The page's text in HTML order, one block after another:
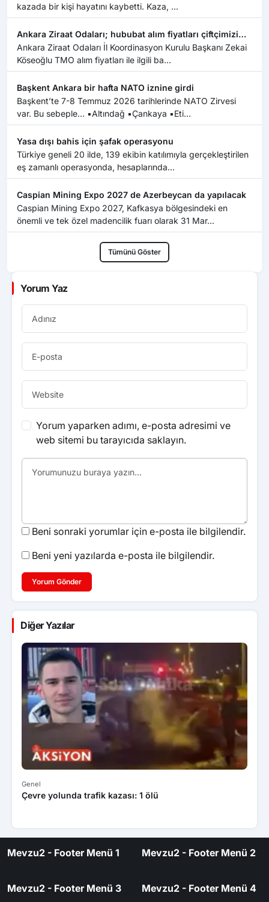
kazada bir kişi hayatını kaybetti. Kaza, ...
Ankara Ziraat Odaları; hububat alım fiyatları çiftçimizi
üzdü
Ankara Ziraat Odaları İl Koordinasyon Kurulu Başkanı Zekai
Köseoğlu TMO alım fiyatları ile ilgili ba...
Başkent Ankara bir hafta NATO iznine girdi
Başkent’te 7-8 Temmuz 2026 tarihlerinde NATO Zirvesi
var. Bu sebeple… ▪️Altındağ ▪️Çankaya ▪️Eti...
Yasa dışı bahis için şafak operasyonu
Türkiye geneli 20 ilde, 139 ekibin katılımıyla gerçekleştirilen
eş zamanlı operasyonda, hesaplarında...
Caspian Mining Expo 2027 de Azerbeycan da yapılacak
Caspian Mining Expo 2027, Kafkasya bölgesindeki en
önemli ve tek özel madencilik fuarı olarak 31 Mar...
Tümünü Göster
Yorum Yaz
Yorum yaparken adımı, e-posta adresimi ve
web sitemi bu tarayıcıda saklayın.
Beni sonraki yorumlar için e-posta ile bilgilendir.
Beni yeni yazılarda e-posta ile bilgilendir.
Yorum Gönder
Diğer Yazılar
Genel
Çevre yolunda trafik kazası: 1 ölü
Mevzu2 - Footer Menü 1 Mevzu2 - Footer Menü 2
Mevzu2 - Footer Menü 3 Mevzu2 - Footer Menü 4